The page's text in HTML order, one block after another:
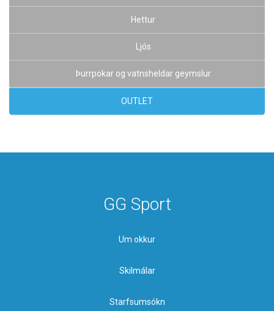
Hettur
Ljós
Þurrpokar og vatnsheldar geymslur
OUTLET
GG Sport
Um okkur
Skilmálar
Starfsumsókn